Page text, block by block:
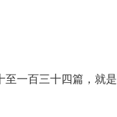
至一百三十四篇，就是